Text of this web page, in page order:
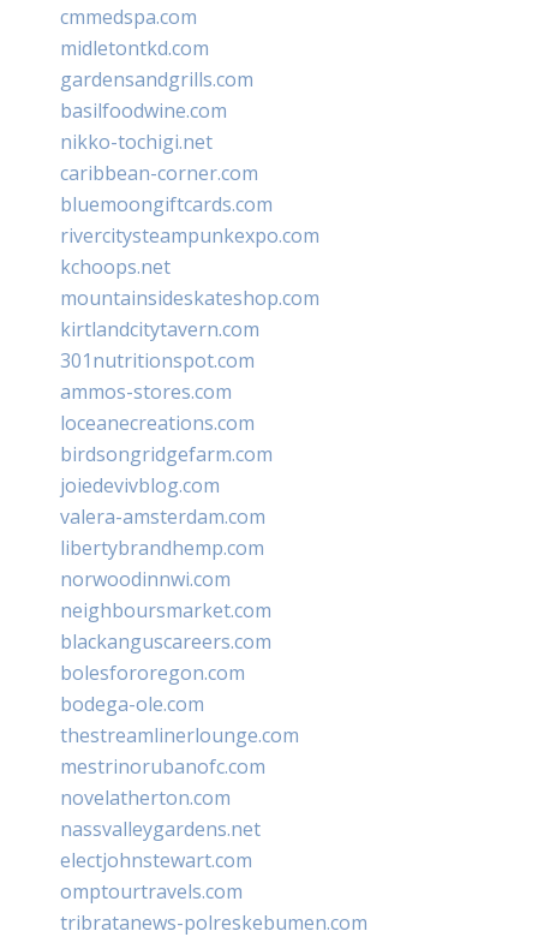
cmmedspa.com
midletontkd.com
gardensandgrills.com
basilfoodwine.com
nikko-tochigi.net
caribbean-corner.com
bluemoongiftcards.com
rivercitysteampunkexpo.com
kchoops.net
mountainsideskateshop.com
kirtlandcitytavern.com
301nutritionspot.com
ammos-stores.com
loceanecreations.com
birdsongridgefarm.com
joiedevivblog.com
valera-amsterdam.com
libertybrandhemp.com
norwoodinnwi.com
neighboursmarket.com
blackanguscareers.com
bolesfororegon.com
bodega-ole.com
thestreamlinerlounge.com
mestrinorubanofc.com
novelatherton.com
nassvalleygardens.net
electjohnstewart.com
omptourtravels.com
tribratanews-polreskebumen.com